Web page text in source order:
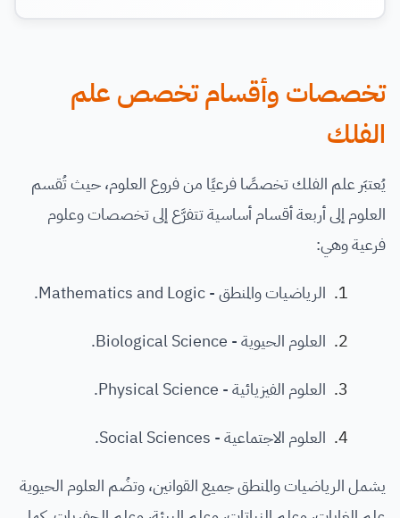
تخصصات وأقسام تخصص علم
الفلك
يُعتبَر علم الفلك تخصصًا فرعيًا من فروع العلوم، حيث تُقسم
العلوم إلى أربعة أقسام أساسية تتفرَّع إلى تخصصات وعلوم
فرعية وهي:
الرياضيات والمنطق - Mathematics and Logic.
العلوم الحيوية - Biological Science.
العلوم الفيزيائية - Physical Science.
العلوم الاجتماعية - Social Sciences.
يشمل الرياضيات والمنطق جميع القوانين، وتضُم العلوم الحيوية